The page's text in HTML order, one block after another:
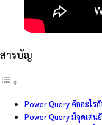
สารบัญ
Power Query คืออะไร
Power Query มีจุดเด่นยั